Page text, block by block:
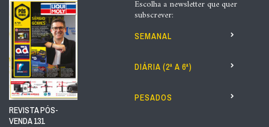
REVISTA PÓS-
VENDA 131
Escolha a newsletter que quer
subscrever:
SEMANAL
DIÁRIA (2ª A 6ª)
PESADOS